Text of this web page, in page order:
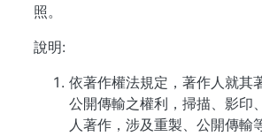
照。
說明:
依著作權法規定，著作人就其
公開傳輸之權利，掃描、影印
人著作，涉及重製、公開傳輸